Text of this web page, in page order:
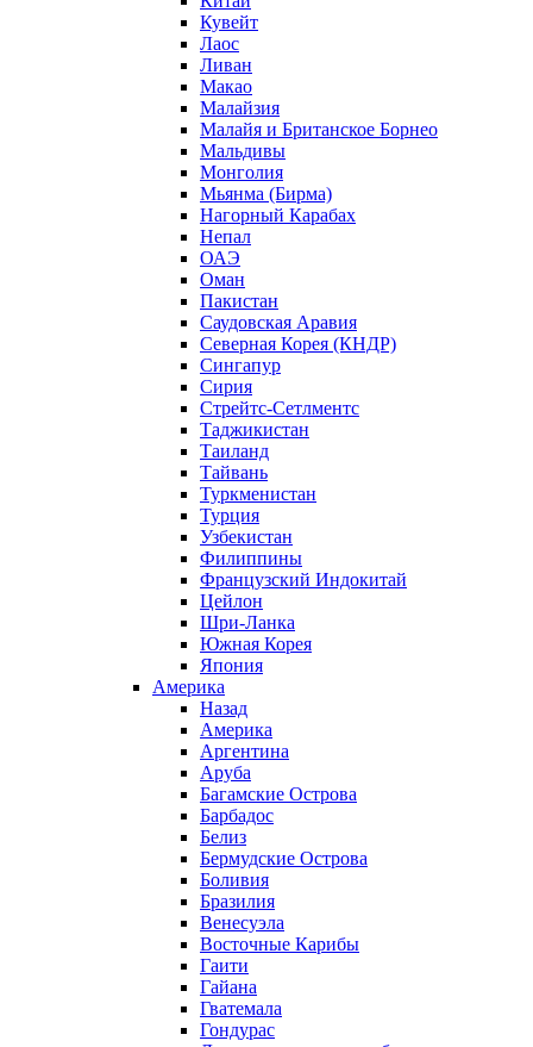
Кувейт
Лаос
Ливан
Макао
Малайзия
Малайя и Британское Борнео
Мальдивы
Монголия
Мьянма (Бирма)
Нагорный Карабах
Непал
ОАЭ
Оман
Пакистан
Саудовская Аравия
Северная Корея (КНДР)
Сингапур
Сирия
Стрейтс-Сетлментс
Таджикистан
Таиланд
Тайвань
Туркменистан
Турция
Узбекистан
Филиппины
Французский Индокитай
Цейлон
Шри-Ланка
Южная Корея
Япония
Америка
Назад
Америка
Аргентина
Аруба
Багамские Острова
Барбадос
Белиз
Бермудские Острова
Боливия
Бразилия
Венесуэла
Восточные Карибы
Гаити
Гайана
Гватемала
Гондурас